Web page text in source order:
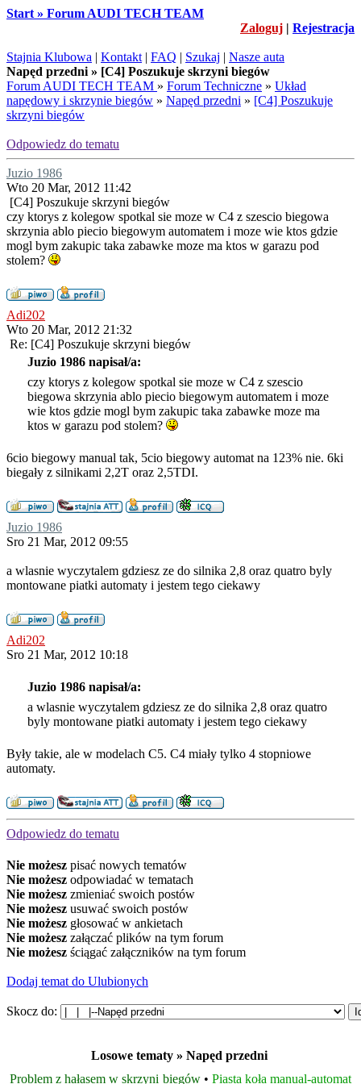
Start » Forum AUDI TECH TEAM
Zaloguj | Rejestracja
Stajnia Klubowa | Kontakt | FAQ | Szukaj | Nasze auta
Napęd przedni » [C4] Poszukuje skrzyni biegów
Forum AUDI TECH TEAM » Forum Techniczne » Układ
napędowy i skrzynie biegów » Napęd przedni » [C4] Poszukuje
skrzyni biegów
Odpowiedz do tematu
Juzio 1986
Wto 20 Mar, 2012 11:42
[C4] Poszukuje skrzyni biegów
czy ktorys z kolegow spotkal sie moze w C4 z szescio biegowa
skrzynia ablo piecio biegowym automatem i moze wie ktos gdzie
mogl bym zakupic taka zabawke moze ma ktos w garazu pod
stolem?
Adi202
Wto 20 Mar, 2012 21:32
Re: [C4] Poszukuje skrzyni biegów
Juzio 1986 napisał/a:
czy ktorys z kolegow spotkal sie moze w C4 z szescio
biegowa skrzynia ablo piecio biegowym automatem i moze
wie ktos gdzie mogl bym zakupic taka zabawke moze ma
ktos w garazu pod stolem?
6cio biegowy manual tak, 5cio biegowy automat na 123% nie. 6ki
biegały z silnikami 2,2T oraz 2,5TDI.
Juzio 1986
Sro 21 Mar, 2012 09:55
a wlasnie wyczytalem gdziesz ze do silnika 2,8 oraz quatro byly
montowane piatki automaty i jestem tego ciekawy
Adi202
Sro 21 Mar, 2012 10:18
Juzio 1986 napisał/a:
a wlasnie wyczytalem gdziesz ze do silnika 2,8 oraz quatro
byly montowane piatki automaty i jestem tego ciekawy
Były takie, ale w modelach C5. C4 miały tylko 4 stopniowe
automaty.
Odpowiedz do tematu
Nie możesz pisać nowych tematów
Nie możesz odpowiadać w tematach
Nie możesz zmieniać swoich postów
Nie możesz usuwać swoich postów
Nie możesz głosować w ankietach
Nie możesz załączać plików na tym forum
Nie możesz ściągać załączników na tym forum
Dodaj temat do Ulubionych
Skocz do:
Losowe tematy » Napęd przedni
Problem z hałasem w skrzyni biegów• Piasta koła manual-automat